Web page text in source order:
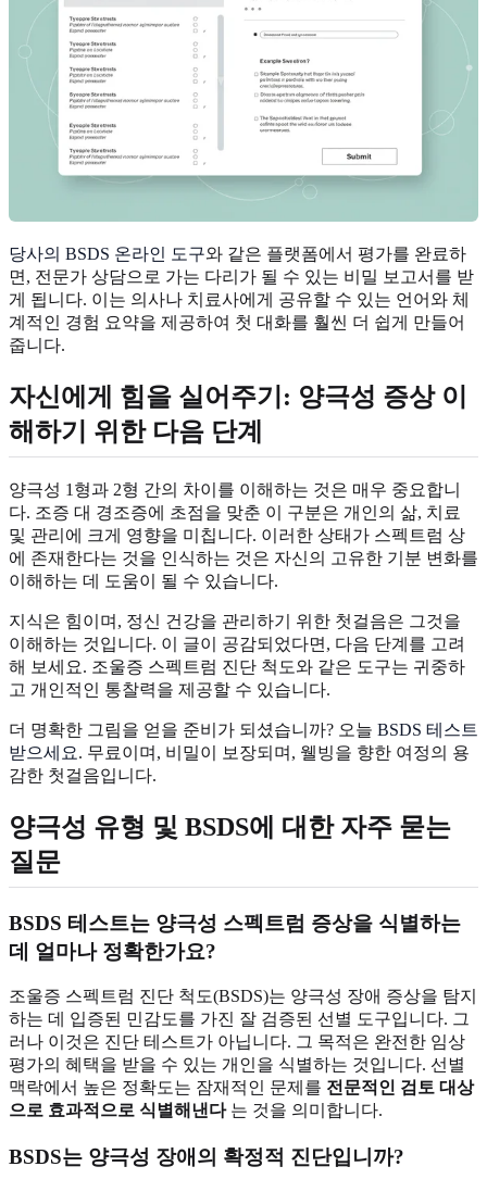
당사의 BSDS 온라인 도구와 같은 플랫폼에서 평가를 완료하
면, 전문가 상담으로 가는 다리가 될 수 있는 비밀 보고서를 받
게 됩니다. 이는 의사나 치료사에게 공유할 수 있는 언어와 체
계적인 경험 요약을 제공하여 첫 대화를 훨씬 더 쉽게 만들어
줍니다.
자신에게 힘을 실어주기: 양극성 증상 이
해하기 위한 다음 단계
양극성 1형과 2형 간의 차이를 이해하는 것은 매우 중요합니
다. 조증 대 경조증에 초점을 맞춘 이 구분은 개인의 삶, 치료
및 관리에 크게 영향을 미칩니다. 이러한 상태가 스펙트럼 상
에 존재한다는 것을 인식하는 것은 자신의 고유한 기분 변화를
이해하는 데 도움이 될 수 있습니다.
지식은 힘이며, 정신 건강을 관리하기 위한 첫걸음은 그것을
이해하는 것입니다. 이 글이 공감되었다면, 다음 단계를 고려
해 보세요. 조울증 스펙트럼 진단 척도와 같은 도구는 귀중하
고 개인적인 통찰력을 제공할 수 있습니다.
더 명확한 그림을 얻을 준비가 되셨습니까? 오늘 BSDS 테스트
받으세요. 무료이며, 비밀이 보장되며, 웰빙을 향한 여정의 용
감한 첫걸음입니다.
양극성 유형 및 BSDS에 대한 자주 묻는
질문
BSDS 테스트는 양극성 스펙트럼 증상을 식별하는
데 얼마나 정확한가요?
조울증 스펙트럼 진단 척도(BSDS)는 양극성 장애 증상을 탐지
하는 데 입증된 민감도를 가진 잘 검증된 선별 도구입니다. 그
러나 이것은 진단 테스트가 아닙니다. 그 목적은 완전한 임상
평가의 혜택을 받을 수 있는 개인을 식별하는 것입니다. 선별
맥락에서 높은 정확도는 잠재적인 문제를 전문적인 검토 대상
으로 효과적으로 식별해낸다는 것을 의미합니다.
BSDS는 양극성 장애의 확정적 진단입니까?